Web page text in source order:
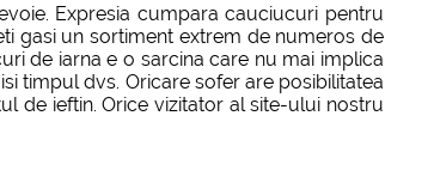
Expresia cumpara cauciucuri pentru
gasi un sortiment extrem de numeros de
de iarna e o sarcina care nu mai implica
timpul dvs. Oricare sofer are posibilitatea
de ieftin. Orice vizitator al site-ului nostru